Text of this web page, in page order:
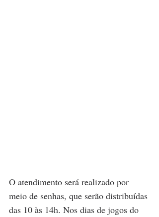
O atendimento será realizado por
meio de senhas, que serão distribuídas
das 10 às 14h. Nos dias de jogos do